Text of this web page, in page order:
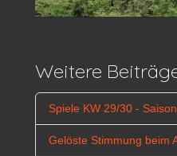
Weitere
Spiele KW 29/30 -
Gelöste Stimmung beim